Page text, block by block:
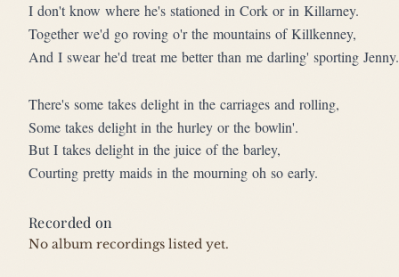
I don't know where he's stationed in Cork or in Killarney.
Together we'd go roving o'r the mountains of Killkenney,
And I swear he'd treat me better than me darling' sporting Jenny.
There's some takes delight in the carriages and rolling,
Some takes delight in the hurley or the bowlin'.
But I takes delight in the juice of the barley,
Courting pretty maids in the mourning oh so early.
Recorded on
No album recordings listed yet.